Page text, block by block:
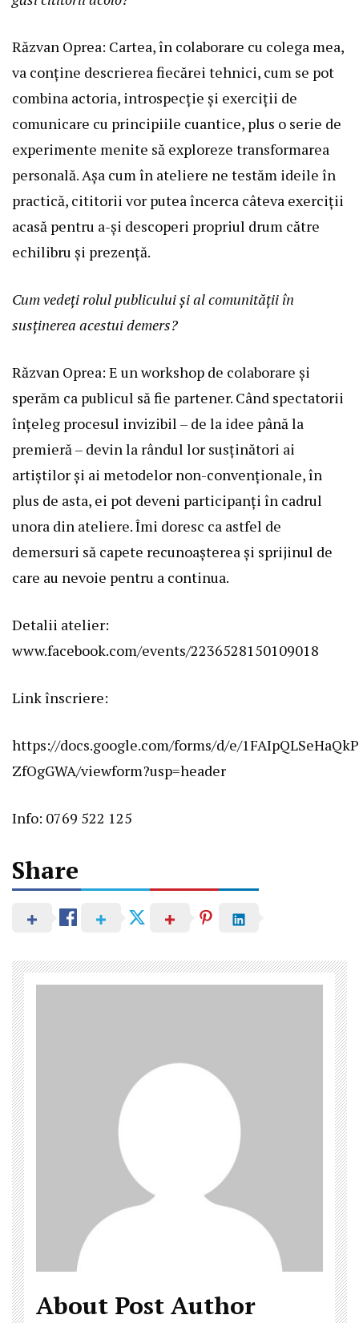
Răzvan Oprea: Cartea, în colaborare cu colega mea,
va conține descrierea fiecărei tehnici, cum se pot
combina actoria, introspecție și exerciții de
comunicare cu principiile cuantice, plus o serie de
experimente menite să exploreze transformarea
personală. Așa cum în ateliere ne testăm ideile în
practică, cititorii vor putea încerca câteva exerciții
acasă pentru a-și descoperi propriul drum către
echilibru și prezență.
Cum vedeți rolul publicului și al comunității în
susținerea acestui demers?
Răzvan Oprea: E un workshop de colaborare și
sperăm ca publicul să fie partener. Când spectatorii
înțeleg procesul invizibil – de la idee până la
premieră – devin la rândul lor susținători ai
artiștilor și ai metodelor non-convenționale, în
plus de asta, ei pot deveni participanți în cadrul
unora din ateliere. Îmi doresc ca astfel de
demersuri să capete recunoașterea și sprijinul de
care au nevoie pentru a continua.
Detalii atelier:
www.facebook.com/events/2236528150109018
Link înscriere:
https://docs.google.com/forms/d/e/
ZfOgGWA/viewform?usp=header
Info: 0769 522 125
Share
About Post Author